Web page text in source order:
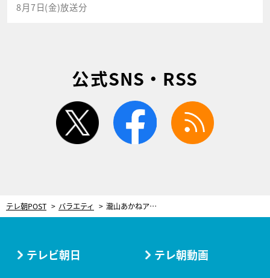
8月7日(金)放送分
公式SNS・RSS
twitter facebook
テレ朝POST バラエティ 瀧山あかねアナ＆田原萌々アナ、大興奮！スマホなしで初対面の男女が出会った瞬間「後ろ見て！」「来てるよ！」
テレビ朝日 テレ朝動画